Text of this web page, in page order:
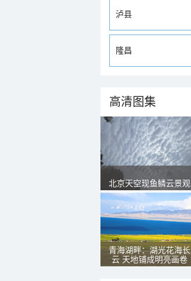
泸县
隆昌
高清图集
北京天空现鱼鳞云景观
青海湖畔：湖光花海长
云 天地铺成明亮画卷